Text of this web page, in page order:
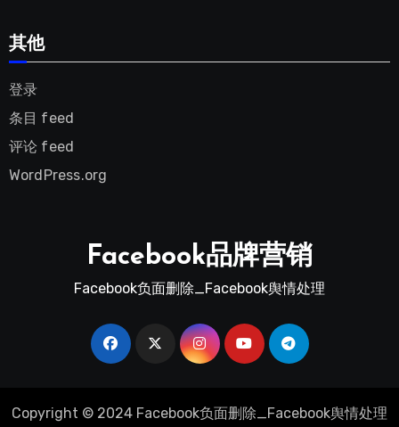
其他
登录
条目 feed
评论 feed
WordPress.org
Facebook品牌营销
Facebook负面删除_Facebook舆情处理
Copyright © 2024 Facebook负面删除_Facebook舆情处理